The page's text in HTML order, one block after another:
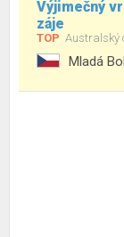
Výjimečný
záje
TOP Australský
Mladá